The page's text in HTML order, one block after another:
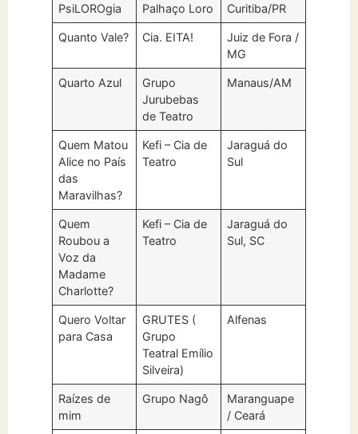
PsiLOROgia Palhaço Loro Curitiba/PR
Quanto Vale? Cia. EITA!
Juiz de Fora /
MG
Quarto Azul
Grupo
Jurubebas
de Teatro
Manaus/AM
Quem Matou
Alice no País
das
Maravilhas?
Kefi – Cia de
Teatro
Jaraguá do
Sul
Quem
Roubou a
Voz da
Madame
Charlotte?
Kefi – Cia de
Teatro
Jaraguá do
Sul, SC
Quero Voltar
para Casa
GRUTES (
Grupo
Teatral Emílio
Silveira)
Alfenas
Raízes de
mim
Grupo Nagô
Maranguape
/ Ceará